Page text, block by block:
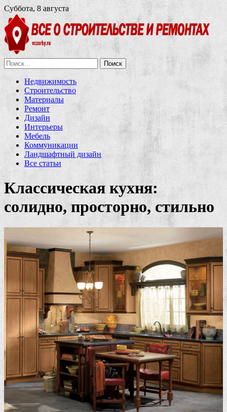
Суббота, 8 августа
Найти:
Недвижимость
Строительство
Материалы
Ремонт
Дизайн
Интерьеры
Мебель
Коммуникации
Ландшафтный дизайн
Все статьи
Классическая кухня:
солидно, просторно, стильно